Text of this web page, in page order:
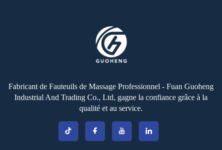
Fabricant de Fauteuils de Massage Professionnel - Fuan Guoheng
Industrial And Trading Co., Ltd, gagne la confiance grâce à la
qualité et au service.